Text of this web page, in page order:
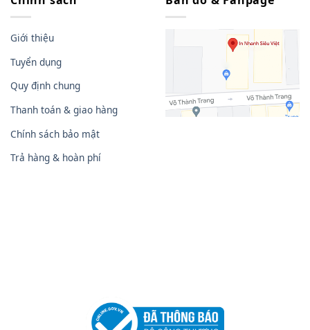
Giới thiệu
Tuyển dụng
Quy định chung
Thanh toán & giao hàng
Chính sách bảo mật
Trả hàng & hoàn phí